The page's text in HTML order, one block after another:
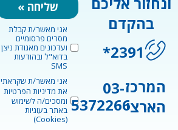
בהקדם
2391*
המרכז
הארצי
03-
5372266
marketingConsent
אני מאשר/ת קבלת
מסרים פרסומיים
ועדכונים מאגודת ניצן
בדוא"ל ובהודעות
SMS
privacyConsent
אני מאשר/ת שקראתי
את מדיניות הפרטיות
ומסכים/ה לשימוש
באתר בעוגיות
(Cookies)
שליחה »